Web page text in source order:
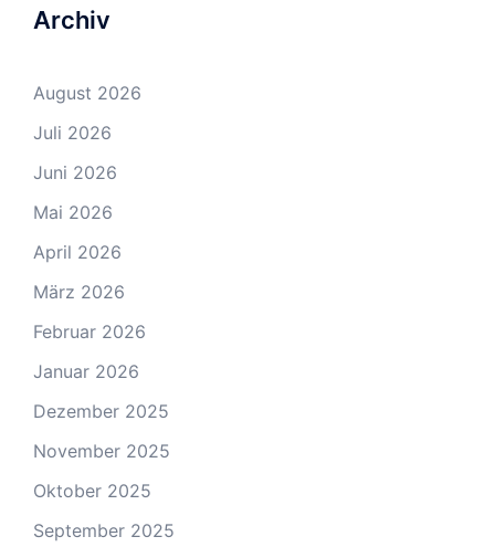
Archiv
August 2026
Juli 2026
Juni 2026
Mai 2026
April 2026
März 2026
Februar 2026
Januar 2026
Dezember 2025
November 2025
Oktober 2025
September 2025